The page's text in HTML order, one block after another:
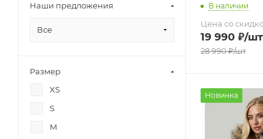
В наличии
Цена со
19 990 ₽/шт
28 990₽/шт
Новинка
Наши предложения
Все
Размер
XS
S
M